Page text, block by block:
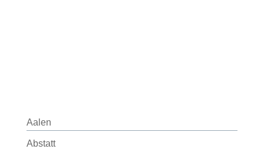
Aalen
Abstatt